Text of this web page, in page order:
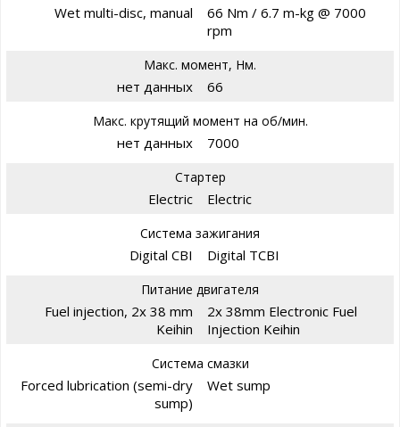
Wet multi-disc, manual
66 Nm / 6.7 m-kg @ 7000
rpm
Макс. момент, Нм.
нет данных 66
Макс. крутящий момент на об/мин.
нет данных 7000
Стартер
Electric Electric
Система зажигания
Digital CBI Digital TCBI
Питание двигателя
Fuel injection, 2x 38 mm
Keihin
2x 38mm Electronic Fuel
Injection Keihin
Система смазки
Forced lubrication (semi-dry
sump)
Wet sump